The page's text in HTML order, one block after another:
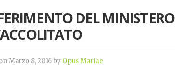
DEL MINISTERO
Marzo 8, 2016 by Opus Mariae